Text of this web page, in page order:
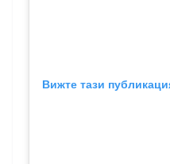
Вижте тази